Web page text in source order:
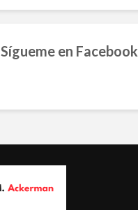
Sígueme en Facebook